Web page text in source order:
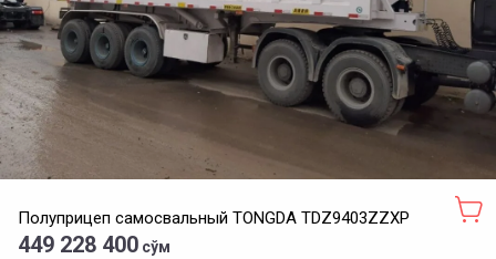
Полуприцеп самосвальный TONGDA TDZ9403ZZXP
449 228 400 сўм